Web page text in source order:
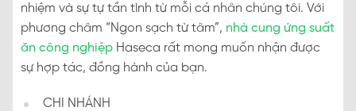
nhiệm và sự tự tần tình từ mỗi cá nhân chúng tôi. Với
phương châm “Ngon sạch từ tâm”, nhà cung ứng suất
ăn công nghiệp Haseca rất mong muốn nhận được
sự hợp tác, đồng hành của bạn.
CHI NHÁNH